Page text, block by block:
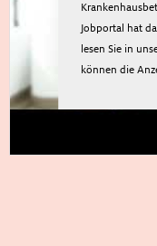
Jobportal hat
lesen Sie in
können die